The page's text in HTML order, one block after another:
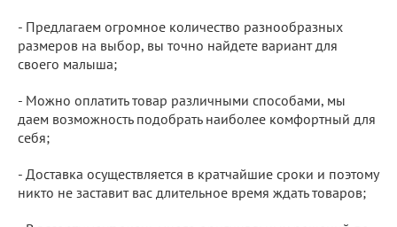
- Предлагаем огромное количество разнообразных
размеров на выбор, вы точно найдете вариант для
своего малыша;
- Можно оплатить товар различными способами, мы
даем возможность подобрать наиболее комфортный для
себя;
- Доставка осуществляется в кратчайшие сроки и поэтому
никто не заставит вас длительное время ждать товаров;